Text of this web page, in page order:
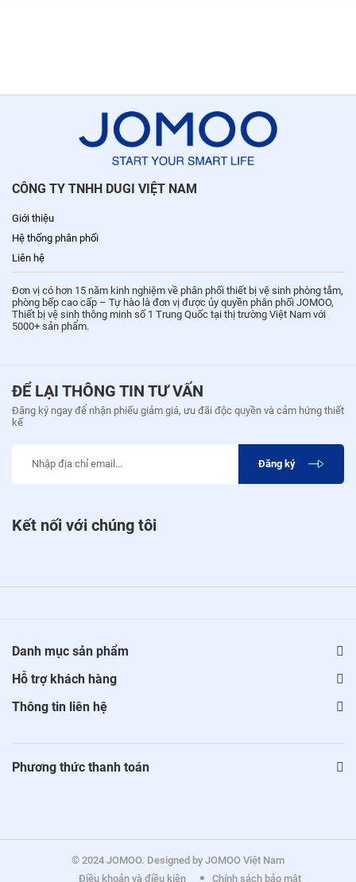
CÔNG TY TNHH DUGI VIỆT NAM
Giới thiệu
Hệ thống phân phối
Liên hệ
Đơn vị có hơn 15 năm kinh nghiệm về phân phối thiết bị vệ sinh phòng tắm,
phòng bếp cao cấp – Tự hào là đơn vị được ủy quyền phân phối JOMOO,
Thiết bị vệ sinh thông minh số 1 Trung Quốc tại thị trường Việt Nam với
5000+ sản phẩm.
ĐỂ LẠI THÔNG TIN TƯ VẤN
Đăng ký ngay để nhận phiếu giảm giá, ưu đãi độc quyền và cảm hứng thiết
kế
Đăng ký
Kết nối với chúng tôi
Danh mục sản phẩm
Hỗ trợ khách hàng
Thông tin liên hệ
Phương thức thanh toán
© 2024 JOMOO. Designed by JOMOO Việt Nam
Điều khoản và điều kiện
Chính sách bảo mật